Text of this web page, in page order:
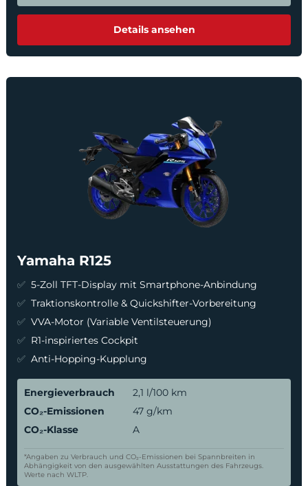
Details ansehen
Yamaha R125
5-Zoll TFT-Display mit Smartphone-Anbindung
Traktionskontrolle & Quickshifter-Vorbereitung
VVA-Motor (Variable Ventilsteuerung)
R1-inspiriertes Cockpit
Anti-Hopping-Kupplung
Energieverbrauch
2,1 l/100 km
CO₂-Emissionen
47 g/km
CO₂-Klasse
A
*Angaben zu Verbrauch und CO₂-Emissionen bei Spannbreiten in
Abhängigkeit von den ausgewählten Ausstattungen des Fahrzeugs.
Werte nach WLTP.